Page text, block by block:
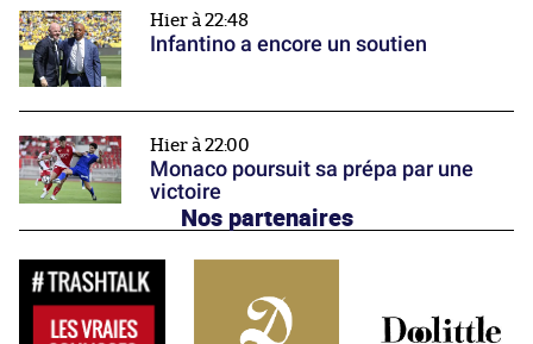
Hier à 22:48
Infantino a encore un soutien
Hier à 22:00
Monaco poursuit sa prépa par une
victoire
Nos partenaires